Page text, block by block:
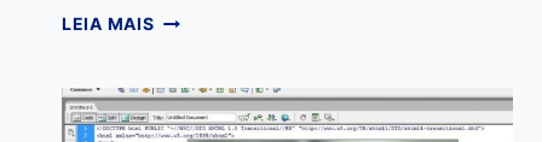
LEIA MAISIMPORTÂNCIA
USAR
O